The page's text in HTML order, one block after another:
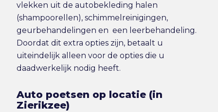
vlekken uit de autobekleding halen
(shampoorellen), schimmelreinigingen,
geurbehandelingen en een leerbehandeling.
Doordat dit extra opties zijn, betaalt u
uiteindelijk alleen voor de opties die u
daadwerkelijk nodig heeft.
Auto poetsen op locatie (in
Zierikzee)